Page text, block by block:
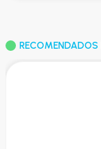
RECOMENDADOS